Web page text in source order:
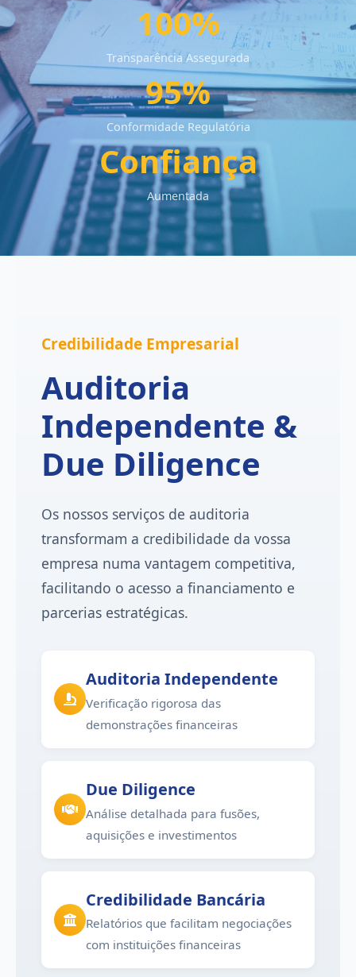
100%
Transparência Assegurada
95%
Conformidade Regulatória
Confiança
Aumentada
Credibilidade Empresarial
Auditoria
Independente &
Due Diligence
Os nossos serviços de auditoria
transformam a credibilidade da vossa
empresa numa vantagem competitiva,
facilitando o acesso a financiamento e
parcerias estratégicas.
Auditoria Independente
Verificação rigorosa das
demonstrações financeiras
Due Diligence
Análise detalhada para fusões,
aquisições e investimentos
Credibilidade Bancária
Relatórios que facilitam negociações
com instituições financeiras